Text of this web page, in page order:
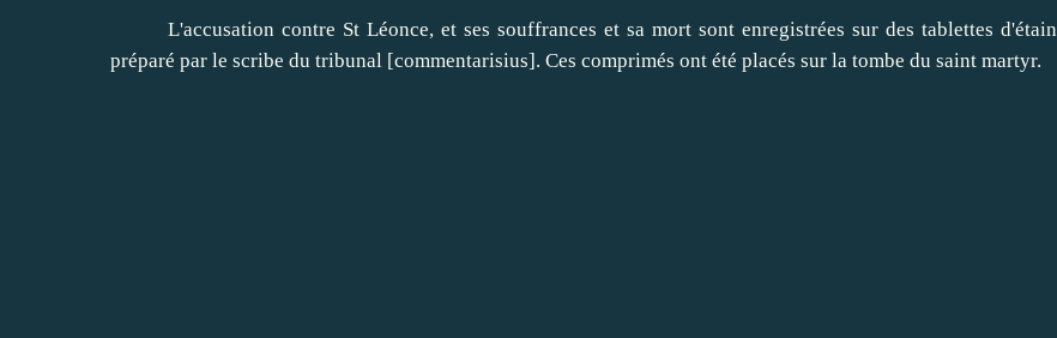
L'accusation contre St Léonce, et ses souffrances et sa mort sont enregistrées sur des tablettes d'étain
préparé par le scribe du tribunal [commentarisius]. Ces comprimés ont été placés sur la tombe du saint martyr.